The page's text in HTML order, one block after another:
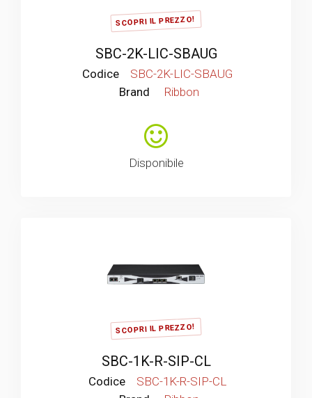
SCOPRI IL PREZZO!
SBC-2K-LIC-SBAUG
Codice
SBC-2K-LIC-SBAUG
Brand
Ribbon
Disponibile
SCOPRI IL PREZZO!
SBC-1K-R-SIP-CL
Codice
SBC-1K-R-SIP-CL